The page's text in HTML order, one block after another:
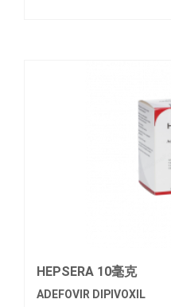
HEPSERA 10毫克
ADEFOVIR DIPIVOXIL